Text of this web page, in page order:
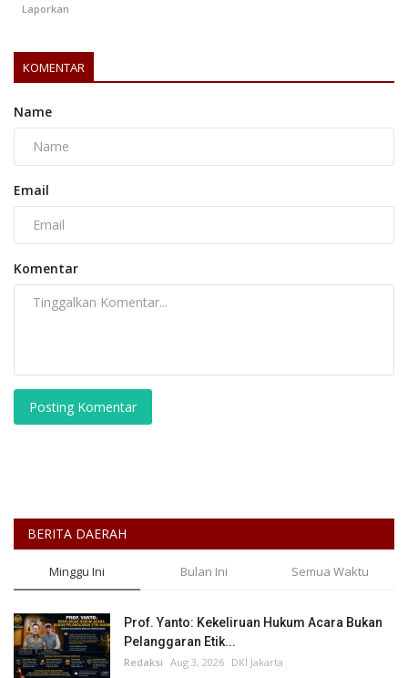
Laporkan
KOMENTAR
Name
Email
Komentar
Posting Komentar
BERITA DAERAH
Minggu Ini Bulan Ini Semua Waktu
Prof. Yanto: Kekeliruan Hukum Acara Bukan
Pelanggaran Etik...
Redaksi Aug 3, 2026 DKI Jakarta